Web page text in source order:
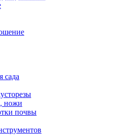
сада
ножи
почвы